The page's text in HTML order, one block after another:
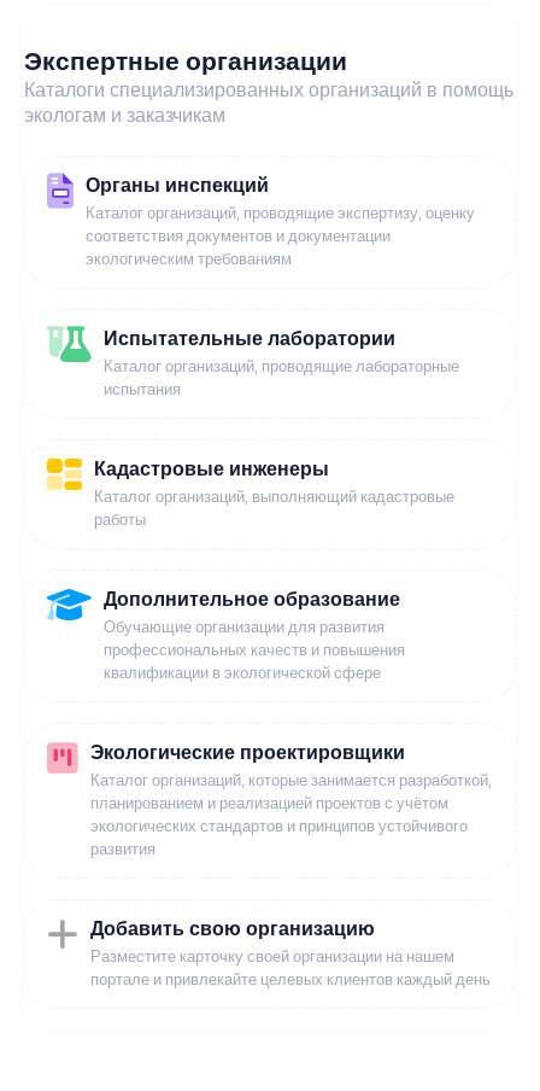
Экспертные организации
Каталоги специализированных организаций в помощь
экологам и заказчикам
Органы инспекций
Каталог организаций, проводящие экспертизу, оценку
соответствия документов и документации
экологическим требованиям
Испытательные лаборатории
Каталог организаций, проводящие лабораторные
испытания
Кадастровые инженеры
Каталог организаций, выполняющий кадастровые
работы
Дополнительное образование
Обучающие организации для развития
профессиональных качеств и повышения
квалификации в экологической сфере
Экологические проектировщики
Каталог организаций, которые занимается разработкой,
планированием и реализацией проектов с учётом
экологических стандартов и принципов устойчивого
развития
Добавить свою организацию
Разместите карточку своей организации на нашем
портале и привлекайте целевых клиентов каждый день